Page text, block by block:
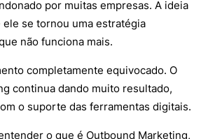
por muitas empresas. A ideia
se tornou uma estratégia
não funciona mais.
completamente equivocado. O
continua dando muito resultado,
o suporte das ferramentas digitais.
o que é Outbound Marketing,